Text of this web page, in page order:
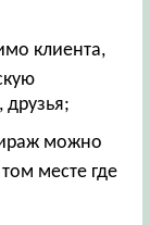
клиента,
друзья;
можно
месте где